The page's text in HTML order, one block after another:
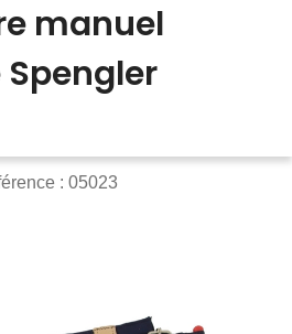
manuel
: 05023